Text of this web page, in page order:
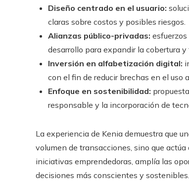
Diseño centrado en el usuario:
claras sobre costos y posibles riesgos.
Alianzas público-privadas:
desarrollo para expandir la cobertura
Inversión en alfabetización digital:
con el fin de reducir brechas en el uso
Enfoque en sostenibilidad:
responsable y la incorporación de
La experiencia de Kenia demuestra que
volumen de transacciones, sino que
iniciativas emprendedoras, amplía las
decisiones más conscientes y